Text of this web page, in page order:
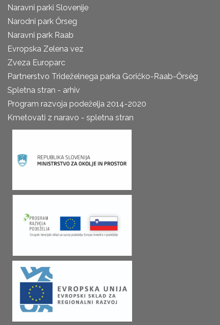
Naravni parki Slovenije
Narodni park Őrseg
Naravni park Raab
Evropska Zelena vez
Zveza Europarc
Partnerstvo Trideželnega parka Goričko-Raab-Őrség
Spletna stran - arhiv
Program razvoja podeželja 2014-2020
Kmetovati z naravo - spletna stran